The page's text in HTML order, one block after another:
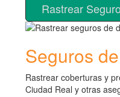
Rastrear
Seguros
Rastrear coberturas y
Ciudad Real y otras